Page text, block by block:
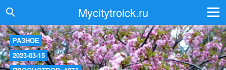
Mycitytroick.ru
РАЗНОЕ
2023-03-15